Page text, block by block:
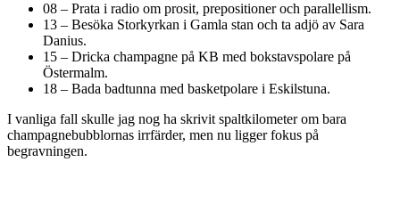
08 – Prata i radio om prosit, prepositioner och parallellism.
13 – Besöka Storkyrkan i Gamla stan och ta adjö av Sara
Danius.
15 – Dricka champagne på KB med bokstavspolare på
Östermalm.
18 – Bada badtunna med basketpolare i Eskilstuna.
I vanliga fall skulle jag nog ha skrivit spaltkilometer om bara
champagnebubblornas irrfärder, men nu ligger fokus på
begravningen.